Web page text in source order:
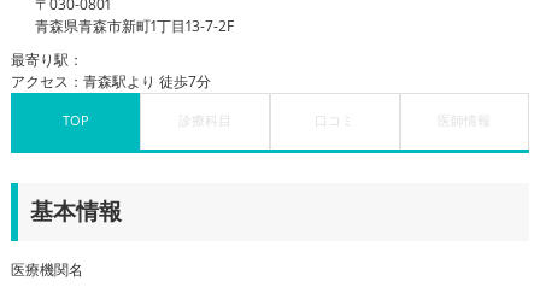
〒030-0801
青森県青森市新町1丁目13-7-2F
最寄り駅：
アクセス：青森駅より 徒歩7分
TOP 診療科目 口コミ 医師情報
基本情報
医療機関名